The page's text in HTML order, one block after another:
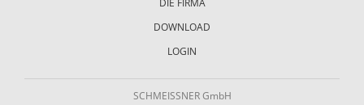
DIE FIRMA
DOWNLOAD
LOGIN
SCHMEISSNER GmbH